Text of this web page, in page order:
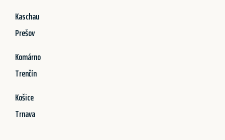
Kaschau
Prešov
Komárno
Trenčín
Košice
Trnava